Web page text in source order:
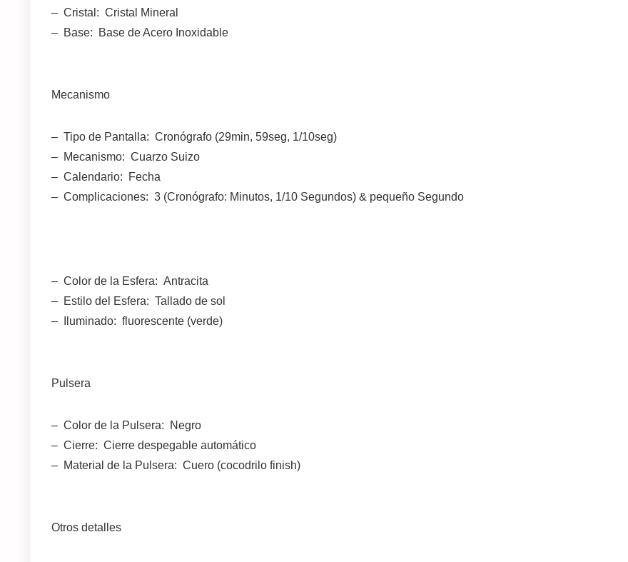
– Cristal: Cristal Mineral
– Base: Base de Acero Inoxidable
Mecanismo
– Tipo de Pantalla: Cronógrafo (29min, 59seg, 1/10seg)
– Mecanismo: Cuarzo Suizo
– Calendario: Fecha
– Complicaciones: 3 (Cronógrafo: Minutos, 1/10 Segundos) & pequeño Segundo
– Color de la Esfera: Antracita
– Estilo del Esfera: Tallado de sol
– Iluminado: fluorescente (verde)
Pulsera
– Color de la Pulsera: Negro
– Cierre: Cierre despegable automático
– Material de la Pulsera: Cuero (cocodrilo finish)
Otros detalles